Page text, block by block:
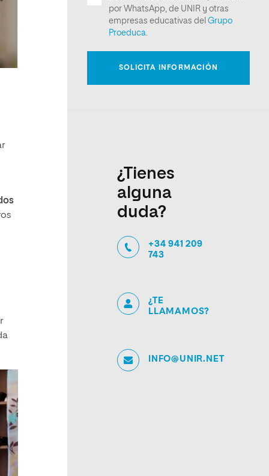
¿Tienes
alguna
duda?
+34 941 209
743
¿TE
LLAMAMOS?
INFO@UNIR.NET